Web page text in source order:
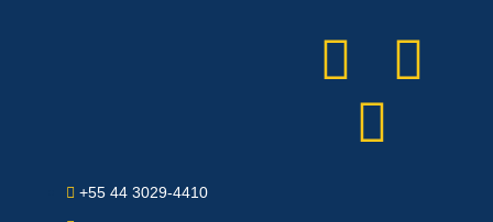
+55 44 3029-4410